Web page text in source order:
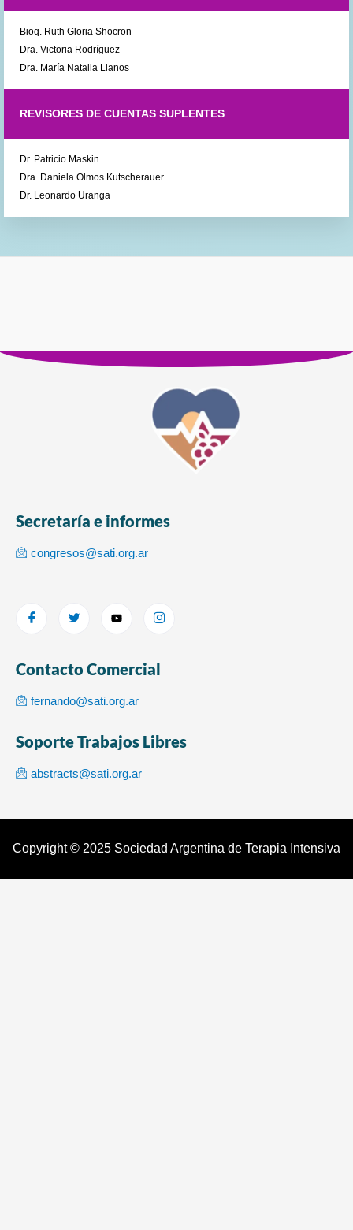
Bioq. Ruth Gloria Shocron
Dra. Victoria Rodríguez
Dra. María Natalia Llanos
REVISORES DE CUENTAS SUPLENTES
Dr. Patricio Maskin
Dra. Daniela Olmos Kutscherauer
Dr. Leonardo Uranga
Secretaría e informes
congresos@sati.org.ar
Contacto Comercial
fernando@sati.org.ar
Soporte Trabajos Libres
abstracts@sati.org.ar
Copyright © 2025 Sociedad Argentina de Terapia Intensiva